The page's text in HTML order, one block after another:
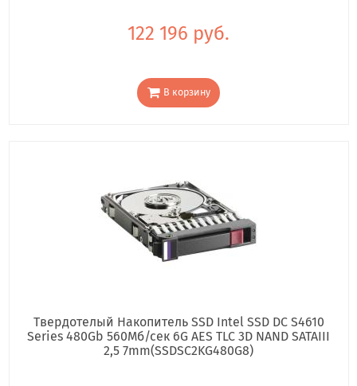
122 196 руб.
В корзину
Твердотелый Накопитель SSD Intel SSD DC S4610
Series 480Gb 560Мб/сек 6G AES TLC 3D NAND SATAIII
2,5 7mm(SSDSC2KG480G8)